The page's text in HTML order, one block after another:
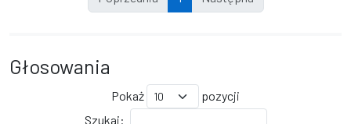
Głosowania
Pokaż
pozycji
Szukaj: